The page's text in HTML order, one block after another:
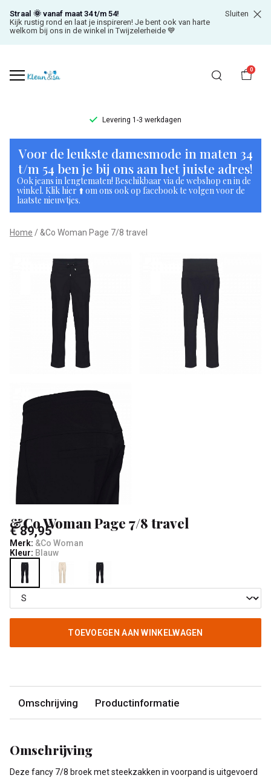
Straal 🌞 vanaf maat 34 t/m 54!
Kijk rustig rond en laat je inspireren! Je bent ook van harte
welkom bij ons in de winkel in Twijzelerheide 💙
Sluiten
0
Levering 1-3 werkdagen
&Co
Woman
Page
7/8
travel
Klean
Voor de leukste damesmode in maten 34
t/m 54 ben je bij ons aan het juiste adres!
Ook jeans in lengtematen! Beschikbaar via de webshop en in de
winkel. Klik hier ⬆️ om ons ook op facebook te volgen voor de
laatste nieuwtjes.
Home &Co Woman Page 7/8 travel
&Co Woman Page 7/8 travel
€ 89,95
Merk: &Co Woman
Kleur: Blauw
TOEVOEGEN AAN WINKELWAGEN
Omschrijving Productinformatie
Omschrijving
Deze fancy 7/8 broek met steekzakken in voorpand is uitgevoerd